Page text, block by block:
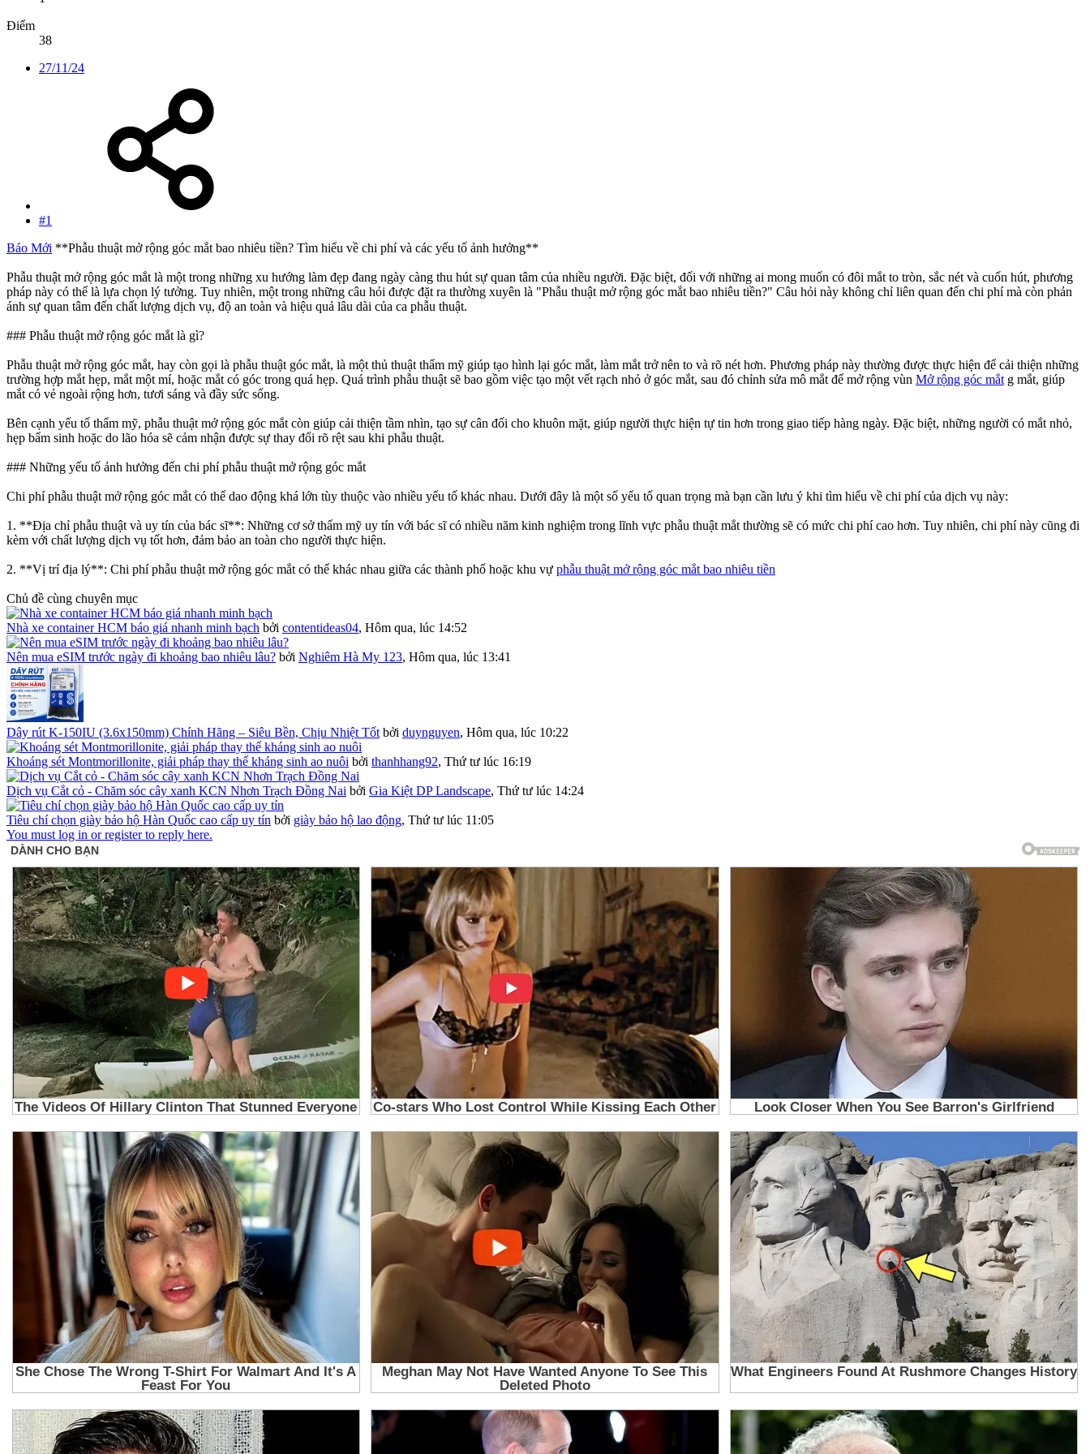
Điểm
38
27/11/24
#1
Báo Mới **Phẫu thuật mở rộng góc mắt bao nhiêu tiền? Tìm hiểu về chi phí và các yếu tố ảnh hưởng**
Phẫu thuật mở rộng góc mắt là một trong những xu hướng làm đẹp đang ngày càng thu hút sự quan tâm của nhiều người. Đặc biệt, đối với những ai mong muốn có đôi mắt to tròn, sắc nét và cuốn hút, phương
pháp này có thể là lựa chọn lý tưởng. Tuy nhiên, một trong những câu hỏi được đặt ra thường xuyên là "Phẫu thuật mở rộng góc mắt bao nhiêu tiền?" Câu hỏi này không chỉ liên quan đến chi phí mà còn phản
ánh sự quan tâm đến chất lượng dịch vụ, độ an toàn và hiệu quả lâu dài của ca phẫu thuật.
### Phẫu thuật mở rộng góc mắt là gì?
Phẫu thuật mở rộng góc mắt, hay còn gọi là phẫu thuật góc mắt, là một thủ thuật thẩm mỹ giúp tạo hình lại góc mắt, làm mắt trở nên to và rõ nét hơn. Phương pháp này thường được thực hiện để cải thiện những
trường hợp mắt hẹp, mắt một mí, hoặc mắt có góc trong quá hẹp. Quá trình phẫu thuật sẽ bao gồm việc tạo một vết rạch nhỏ ở góc mắt, sau đó chỉnh sửa mô mắt để mở rộng vùn Mở rộng góc mắt g mắt, giúp
mắt có vẻ ngoài rộng hơn, tươi sáng và đầy sức sống.
Bên cạnh yếu tố thẩm mỹ, phẫu thuật mở rộng góc mắt còn giúp cải thiện tầm nhìn, tạo sự cân đối cho khuôn mặt, giúp người thực hiện tự tin hơn trong giao tiếp hàng ngày. Đặc biệt, những người có mắt nhỏ,
hẹp bẩm sinh hoặc do lão hóa sẽ cảm nhận được sự thay đổi rõ rệt sau khi phẫu thuật.
### Những yếu tố ảnh hưởng đến chi phí phẫu thuật mở rộng góc mắt
Chi phí phẫu thuật mở rộng góc mắt có thể dao động khá lớn tùy thuộc vào nhiều yếu tố khác nhau. Dưới đây là một số yếu tố quan trọng mà bạn cần lưu ý khi tìm hiểu về chi phí của dịch vụ này:
1. **Địa chỉ phẫu thuật và uy tín của bác sĩ**: Những cơ sở thẩm mỹ uy tín với bác sĩ có nhiều năm kinh nghiệm trong lĩnh vực phẫu thuật mắt thường sẽ có mức chi phí cao hơn. Tuy nhiên, chi phí này cũng đi
kèm với chất lượng dịch vụ tốt hơn, đảm bảo an toàn cho người thực hiện.
2. **Vị trí địa lý**: Chi phí phẫu thuật mở rộng góc mắt có thể khác nhau giữa các thành phố hoặc khu vự phẫu thuật mở rộng góc mắt bao nhiêu tiền
Chủ đề cùng chuyên mục
Nhà xe container HCM báo giá nhanh minh bạch bởi contentideas04, Hôm qua, lúc 14:52
Nên mua eSIM trước ngày đi khoảng bao nhiêu lâu? bởi Nghiêm Hà My 123, Hôm qua, lúc 13:41
Dây rút K-150IU (3.6x150mm) Chính Hãng – Siêu Bền, Chịu Nhiệt Tốt bởi duynguyen, Hôm qua, lúc 10:22
Khoáng sét Montmorillonite, giải pháp thay thế kháng sinh ao nuôi bởi thanhhang92, Thứ tư lúc 16:19
Dịch vụ Cắt cỏ - Chăm sóc cây xanh KCN Nhơn Trạch Đồng Nai bởi Gia Kiệt DP Landscape, Thứ tư lúc 14:24
Tiêu chí chọn giày bảo hộ Hàn Quốc cao cấp uy tín bởi giày bảo hộ lao động, Thứ tư lúc 11:05
You must log in or register to reply here.